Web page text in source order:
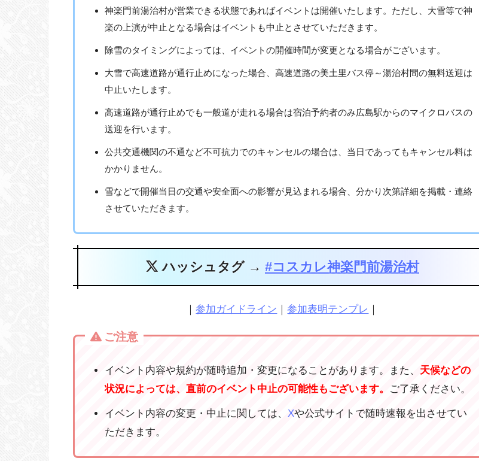
神楽門前湯治村が営業できる状態であればイベントは開催いたします。ただし、大雪等で神
楽の上演が中止となる場合はイベントも中止とさせていただきます。
除雪のタイミングによっては、イベントの開催時間が変更となる場合がございます。
大雪で高速道路が通行止めになった場合、高速道路の美土里バス停～湯治村間の無料送迎は
中止いたします。
高速道路が通行止めでも一般道が走れる場合は宿泊予約者のみ広島駅からのマイクロバスの
送迎を行います。
公共交通機関の不通など不可抗力でのキャンセルの場合は、当日であってもキャンセル料は
かかりません。
雪などで開催当日の交通や安全面への影響が見込まれる場合、分かり次第詳細を掲載・連絡
させていただきます。
ハッシュタグ → #コスカレ神楽門前湯治村
｜参加ガイドライン ｜参加表明テンプレ
ご注意
イベント内容や規約が随時追加・変更になることがあります。また、 天候などの
状況によっては、直前のイベント中止の可能性もございます。
ご了承ください。
イベント内容の変更・中止に関しては、 Xや公式サイトで随時速報を出させてい
ただきます。